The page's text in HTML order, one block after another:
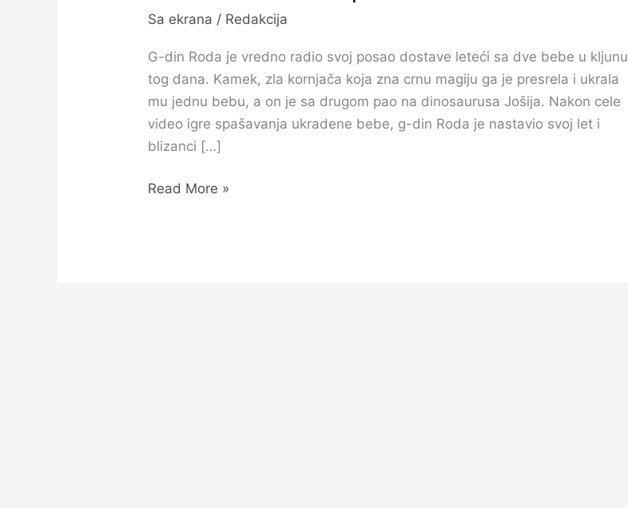
Sa ekrana / Redakcija
G-din Roda je vredno radio svoj posao dostave leteći sa dve bebe u kljunu
tog dana. Kamek, zla kornjača koja zna crnu magiju ga je presrela i ukrala
mu jednu bebu, a on je sa drugom pao na dinosaurusa Jošija. Nakon cele
video igre spašavanja ukradene bebe, g-din Roda je nastavio svoj let i
blizanci […]
Read More »